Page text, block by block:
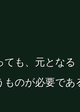
も、元となる
のが必要であ